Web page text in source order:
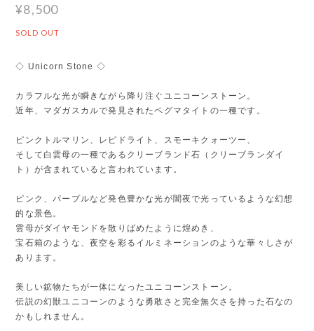
¥8,500
SOLD OUT
◇ Unicorn Stone ◇
カラフルな光が瞬きながら降り注ぐユニコーンストーン。
近年、マダガスカルで発見されたペグマタイトの一種です。
ピンクトルマリン、レピドライト、スモーキクォーツー、
そして白雲母の一種であるクリーブランド石（クリーブランダイ
ト）が含まれていると言われています。
ピンク、パープルなど発色豊かな光が闇夜で光っているような幻想
的な景色。
雲母がダイヤモンドを散りばめたように煌めき、
宝石箱のような、夜空を彩るイルミネーションのような華々しさが
あります。
美しい鉱物たちが一体になったユニコーンストーン。
伝説の幻獣ユニコーンのような勇敢さと完全無欠さを持った石なの
かもしれません。